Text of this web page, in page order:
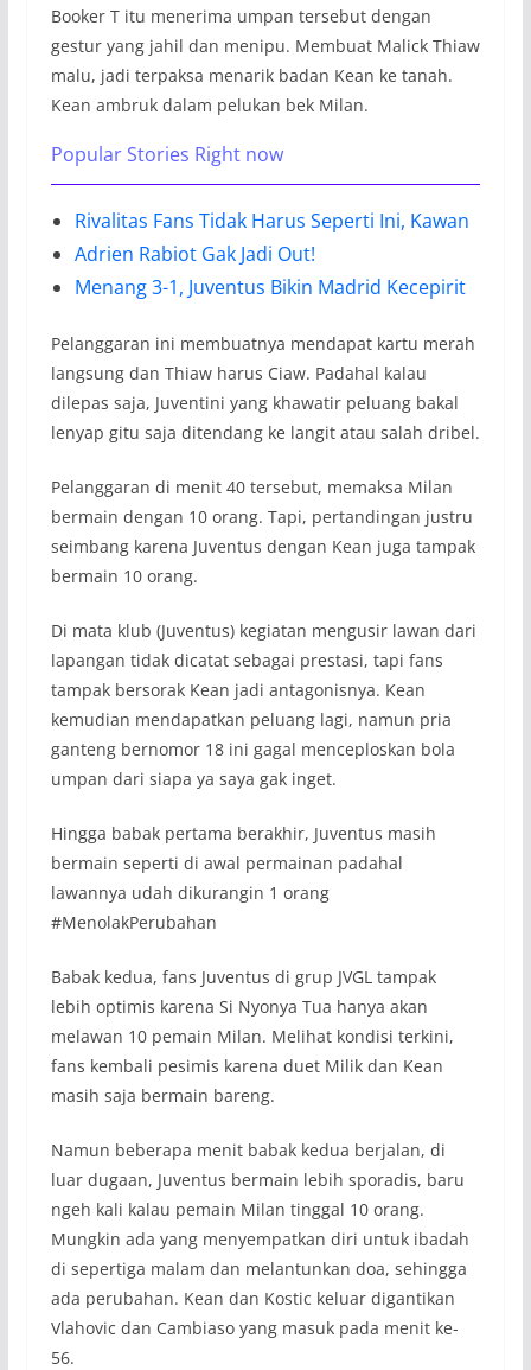
Booker T itu menerima umpan tersebut dengan
gestur yang jahil dan menipu. Membuat Malick Thiaw
malu, jadi terpaksa menarik badan Kean ke tanah.
Kean ambruk dalam pelukan bek Milan.
Popular Stories Right now
Rivalitas Fans Tidak Harus Seperti Ini, Kawan
Adrien Rabiot Gak Jadi Out!
Menang 3-1, Juventus Bikin Madrid Kecepirit
Pelanggaran ini membuatnya mendapat kartu merah
langsung dan Thiaw harus Ciaw. Padahal kalau
dilepas saja, Juventini yang khawatir peluang bakal
lenyap gitu saja ditendang ke langit atau salah dribel.
Pelanggaran di menit 40 tersebut, memaksa Milan
bermain dengan 10 orang. Tapi, pertandingan justru
seimbang karena Juventus dengan Kean juga tampak
bermain 10 orang.
Di mata klub (Juventus) kegiatan mengusir lawan dari
lapangan tidak dicatat sebagai prestasi, tapi fans
tampak bersorak Kean jadi antagonisnya. Kean
kemudian mendapatkan peluang lagi, namun pria
ganteng bernomor 18 ini gagal menceploskan bola
umpan dari siapa ya saya gak inget.
Hingga babak pertama berakhir, Juventus masih
bermain seperti di awal permainan padahal
lawannya udah dikurangin 1 orang
#MenolakPerubahan
Babak kedua, fans Juventus di grup JVGL tampak
lebih optimis karena Si Nyonya Tua hanya akan
melawan 10 pemain Milan. Melihat kondisi terkini,
fans kembali pesimis karena duet Milik dan Kean
masih saja bermain bareng.
Namun beberapa menit babak kedua berjalan, di
luar dugaan, Juventus bermain lebih sporadis, baru
ngeh kali kalau pemain Milan tinggal 10 orang.
Mungkin ada yang menyempatkan diri untuk ibadah
di sepertiga malam dan melantunkan doa, sehingga
ada perubahan. Kean dan Kostic keluar digantikan
Vlahovic dan Cambiaso yang masuk pada menit ke-
56.